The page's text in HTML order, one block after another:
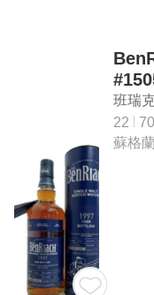
班瑞
一麥
22
蘇格蘭